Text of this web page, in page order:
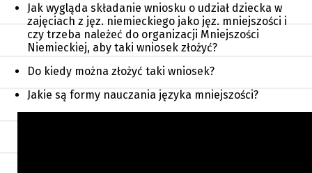
Jak wygląda składanie wniosku o udział dziecka w
zajęciach z jęz. niemieckiego jako jęz. mniejszości i
czy trzeba należeć do organizacji Mniejszości
Niemieckiej, aby taki wniosek złożyć?
Do kiedy można złożyć taki wniosek?
Jakie są formy nauczania języka mniejszości?